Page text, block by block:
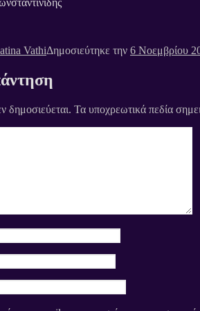
VathiΔημοσιεύτηκε την 6 Νοεμβρίου
δημοσιεύεται. Τα υποχρεωτικά πεδία